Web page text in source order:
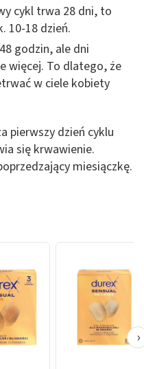
cykl trwa 28 dni, to
10-18 dzień.
godzin, ale dni
więcej. To dlatego, że
w ciele kobiety
pierwszy dzień cyklu
się krwawienie.
miesiączkę.
›